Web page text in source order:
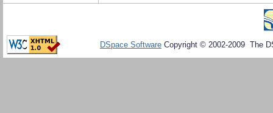
DSpace Software Copyright © 2002-2009 The